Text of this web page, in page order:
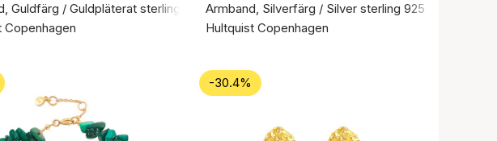
Guldfärg / Guldpläterat sterlingsilver 925
Copenhagen
Armband, Silverfärg / Silver sterling 925
Hultquist Copenhagen
-30.4%